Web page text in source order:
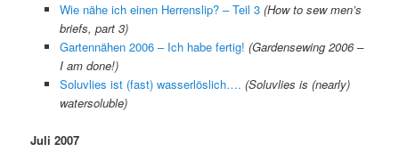
Wie nähe ich einen Herrenslip? – Teil 3 (How to sew men’s
briefs, part 3)
Gartennähen 2006 – Ich habe fertig! (Gardensewing 2006 –
I am done!)
Soluvlies ist (fast) wasserlöslich…. (Soluvlies is (nearly)
watersoluble)
Juli 2007